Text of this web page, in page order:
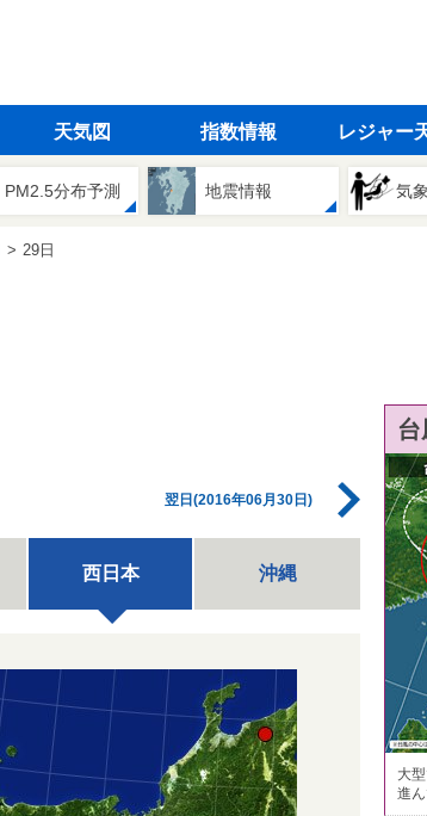
天気図 指数情報 レジャー
PM2.5分布予測 地震情報 気
29日
翌日(2016年06月30日)
西日本 沖縄
大
進